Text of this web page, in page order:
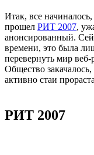
Итак, все
прошел РИТ 2007,
анонсированный.
времени, это была
перевернуть мир веб-
Общество
активно стаи
РИТ 2007